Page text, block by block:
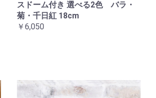
スドーム付き 選べる2色 バラ・
菊・千日紅 18cm
￥6,050